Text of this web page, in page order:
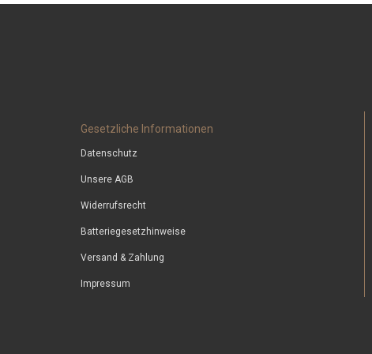
Gesetzliche Informationen
Datenschutz
Unsere AGB
Widerrufsrecht
Batteriegesetzhinweise
Versand & Zahlung
Impressum